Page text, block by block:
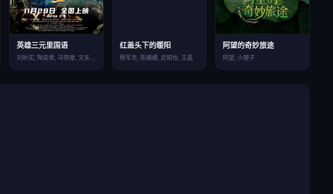
英雄三元里国语
刘秋实, 陶奕希, 马铁摩, 文东俊, 严屹宽, 李圣雄…
红盖头下的暖阳
杨军亮, 陈姗姗, 武昭怡, 王晶
阿望的奇妙旅途
阿望, 小狸子